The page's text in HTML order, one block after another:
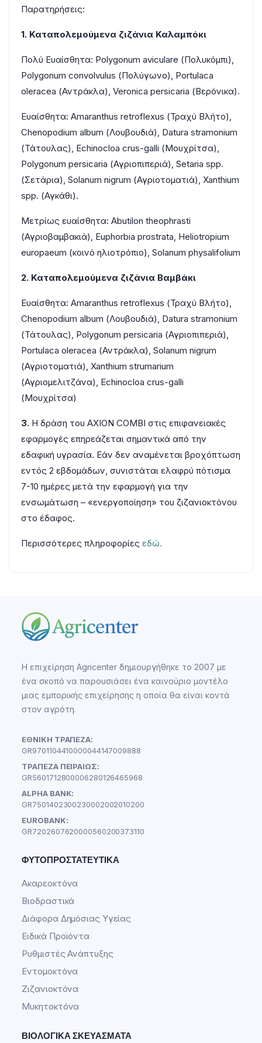
Παρατηρήσεις:
1. Καταπολεμούμενα ζιζάνια Καλαμπόκι
Πολύ Ευαίσθητα: Polygonum aviculare (Πολυκόμπι),
Polygonum convolvulus (Πολύγωνο), Portulaca
oleracea (Αντράκλα), Veronica persicaria (Βερόνικα).
Ευαίσθητα: Amaranthus retroflexus (Τραχύ Bλήτο),
Chenopodium album (Λουβουδιά), Datura stramonium
(Τάτουλας), Echinocloa crus-galli (Μουχρίτσα),
Polygonum persicaria (Αγριοπιπεριά), Setaria spp.
(Σετάρια), Solanum nigrum (Αγριοτοματιά), Xanthium
spp. (Αγκάθι).
Μετρίως ευαίσθητα: Abutilon theophrasti
(Αγριοβαμβακιά), Εuphorbia prostrata, Heliotropium
europaeum (κοινό ηλιοτρόπιο), Solanum physalifolium
2. Καταπολεμούμενα ζιζάνια Βαμβάκι
Ευαίσθητα: Amaranthus retroflexus (Τραχύ Bλήτο),
Chenopodium album (Λουβουδιά), Datura stramonium
(Τάτουλας), Polygonum persicaria (Αγριοπιπεριά),
Portulaca oleracea (Αντράκλα), Solanum nigrum
(Αγριοτοματιά), Xanthium strumarium
(Αγριομελιτζάνα), Echinocloa crus-galli
(Μουχρίτσα)
3. Η δράση του ΑΧΙΟΝ COMBI στις επιφανειακές
εφαρμογές επηρεάζεται σημαντικά από την
εδαφική υγρασία. Εάν δεν αναμένεται βροχόπτωση
εντός 2 εβδομάδων, συνιστάται ελαφρύ πότισμα
7-10 ημέρες μετά την εφαρμογή για την
ενσωμάτωση – «ενεργοποίηση» του ζιζανιοκτόνου
στο έδαφος.
Περισσότερες πληροφορίες εδώ.
Η επιχείρηση Agricenter δημιουργήθηκε το 2007 με
ένα σκοπό να παρουσιάσει ένα καινούριο μοντέλο
μιας εμπορικής επιχείρησης η οποία θα είναι κοντά
στον αγρότη.
ΕΘΝΙΚΗ ΤΡΑΠΕΖΑ:
GR9701104410000044147009888
ΤΡΑΠΕΖΑ ΠΕΙΡΑΙΩΣ:
GR5601712800006280126465968
ALPHA BANK:
GR7501402300230002002010200
EUROBANK:
GR7202607620000560200373110
ΦΥΤΟΠΡΟΣΤΑΤΕΥΤΙΚΆ
Ακαρεοκτόνα
Βιοδραστικά
Διάφορα Δημόσιας Υγείας
Ειδικά Προϊόντα
Ρυθμιστές Ανάπτυξης
Εντομοκτόνα
Ζιζανιοκτόνα
Μυκητοκτόνα
ΒΙΟΛΟΓΙΚΆ ΣΚΕΥΆΣΜΑΤΑ